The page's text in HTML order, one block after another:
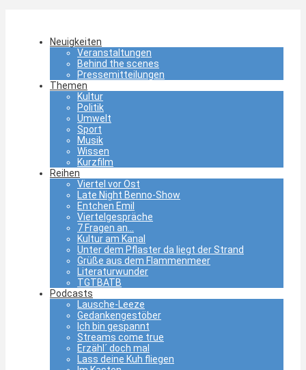
Neuigkeiten
Veranstaltungen
Behind the scenes
Pressemitteilungen
Themen
Kultur
Politik
Umwelt
Sport
Musik
Wissen
Kurzfilm
Reihen
Viertel vor Ost
Late Night Benno-Show
Entchen Emil
Viertelgespräche
7 Fragen an…
Kultur am Kanal
Unter dem Pflaster da liegt der Strand
Grüße aus dem Flammenmeer
Literaturwunder
TGTBATB
Podcasts
Lausche-Leeze
Gedankengestöber
Ich bin gespannt
Streams come true
Erzähl´ doch mal
Lass deine Kuh fliegen